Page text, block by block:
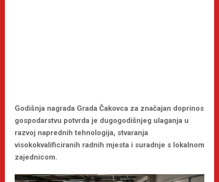
Godišnja nagrada Grada Čakovca za značajan doprinos
gospodarstvu potvrda je dugogodišnjeg ulaganja u
razvoj naprednih tehnologija, stvaranja
visokokvalificiranih radnih mjesta i suradnje s lokalnom
zajednicom.